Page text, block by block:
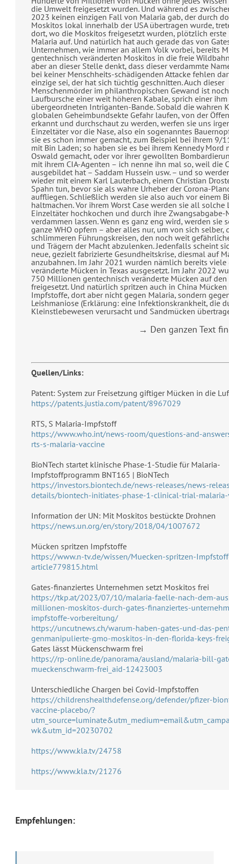
die Umwelt freigesetzt wurden. Und während es
2023 keinen einzigen Fall von Malaria gab, der durch
Moskitos lokal innerhalb der USA übertragen wurde,
dort, wo die Moskitos freigesetzt wurden, plötzlich
Malaria auf. Und natürlich hat auch gerade das von
Unternehmen, wie immer an allem Volk vorbei, bereits
gentechnisch veränderten Moskitos in die freie
aber an dieser Stelle denkt, dass dieser verdammte
bei keiner Menschheits-schädigenden Attacke fehlen
einzige sei, der hat sich tüchtig geschnitten. Auch dieser
Menschenmörder im philanthropischen Gewand ist
Laufbursche einer weit höheren Kabale, sprich einer ihm
übergeordneten Intriganten-Bande. Sobald die wahren
globalen Geheimbundsekte Gefahr laufen, von der
erkannt und durchschaut zu werden, werfen sie uns
Einzeltäter vor die Nase, also ein sogenanntes
sie es schon immer gemacht, zum Beispiel bei ihrem 9/
mit Bin Laden; so haben sie es bei ihrem Kennedy Mord
Oswald gemacht, oder vor ihrer gewollten
mit ihrem CIA-Agenten – ich nenne ihn mal so, weil die
ausgebildet hat – Saddam Hussein usw. – und so
wieder mit einem Karl Lauterbach, einem Christian
Spahn tun, bevor sie als wahre Urheber der Corona-
auffliegen. Schließlich werden sie also auch vor einem
haltmachen. Vor ihrem Worst Case werden sie all solche
Einzeltäter hochkochen und durch ihre Zwangsabgabe-
verdammen lassen. Wenn es ganz eng wird, werden sie
ganze WHO opfern – aber alles nur, um von sich selber,
schlimmeren Führungskreisen, den noch weit
und Trägern der Macht abzulenken. Jedenfalls scheint
neue, gezielt fabrizierte Gesundheitskrise, diesmal auf
anzubahnen. Im Jahr 2021 wurden nämlich bereits
veränderte Mücken in Texas ausgesetzt. Im Jahr 2022
750 Millionen gentechnisch veränderte Mücken auf den
freigesetzt. Und natürlich spritzen auch in China
Impfstoffe, dort aber nicht gegen Malaria, sondern
Leishmaniose (Erklärung: eine Infektionskrankheit, die
Kleinstlebewesen verursacht und Sandmücken
→ Den ganzen Text
Quellen/Links:
Patent: System zur Freisetzung giftiger Mücken in die
https://patents.justia.com/patent/8967029
RTS, S Malaria-Impfstoff
https://www.who.int/news-room/questions-and-
rts-s-malaria-vaccine
BioNTech startet klinische Phase-1-Studie für Malaria-
Impfstoffprogramm BNT165 | BioNTech
https://investors.biontech.de/news-releases/news-
details/biontech-initiates-phase-1-clinical-trial-
Information der UN: Mit Moskitos bestückte Drohnen
https://news.un.org/en/story/2018/04/1007672
Mücken spritzen Impfstoffe
https://www.n-tv.de/wissen/Muecken-spritzen-
article779815.html
Gates-finanziertes Unternehmen setzt Moskitos frei
https://tkp.at/2023/07/10/malaria-faelle-nach-dem-
millionen-moskitos-durch-gates-finanziertes-
impfstoffe-vorbereitung/
https://uncutnews.ch/warum-haben-gates-und-das-
genmanipulierte-gmo-moskitos-in-den-florida-keys-
Gates lässt Mückenschwarm frei
https://rp-online.de/panorama/ausland/malaria-bill-
mueckenschwarm-frei_aid-12423003
Unterschiedliche Chargen bei Covid-Impfstoffen
https://childrenshealthdefense.org/defender/pfizer-
vaccine-placebo/?
wk&utm_id=20230702
https://www.kla.tv/24758
https://www.kla.tv/21276
Empfehlungen: